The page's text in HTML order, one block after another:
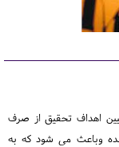
اهداف تحقیق از صرف
شده وباعث می شود که به